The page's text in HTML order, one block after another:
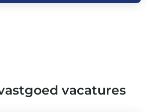
vacatures